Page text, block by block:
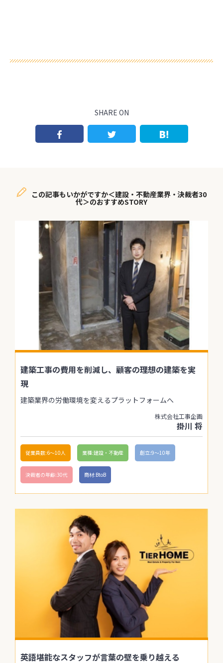
SHARE ON
この記事もいかがですか＜建設・不動産業界・決裁者30
代＞のおすすめSTORY
建築工事の費用を削減し、顧客の理想の建築を実
現
建築業界の労働環境を変えるプラットフォームへ
株式会社工事企画
掛川 将
従業員数:6～10人 業種:建設・不動産 創立:9〜10年
決裁者の年齢:30代 商材:BtoB
英語堪能なスタッフが言葉の壁を乗り越える